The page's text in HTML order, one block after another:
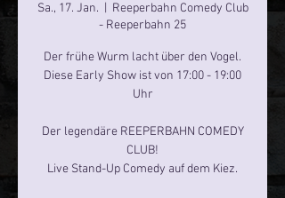
Sa., 17. Jan.
Reeperbahn Comedy Club
- Reeperbahn 25
Der frühe Wurm lacht über den Vogel.
Diese Early Show ist von 17:00 - 19:00
Uhr
Der legendäre REEPERBAHN COMEDY
CLUB!
Live Stand-Up Comedy auf dem Kiez.